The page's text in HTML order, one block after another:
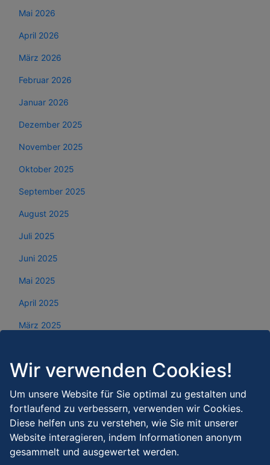
Mai 2026
April 2026
März 2026
Februar 2026
Januar 2026
Dezember 2025
November 2025
Oktober 2025
September 2025
August 2025
Juli 2025
Juni 2025
Mai 2025
April 2025
März 2025
Januar 2025
Dezember 2024
November 2024
Oktober 2024
September 2024
Wir verwenden Cookies!
Um unsere Website für Sie optimal zu gestalten und
fortlaufend zu verbessern, verwenden wir Cookies.
Diese helfen uns zu verstehen, wie Sie mit unserer
Website interagieren, indem Informationen anonym
gesammelt und ausgewertet werden.